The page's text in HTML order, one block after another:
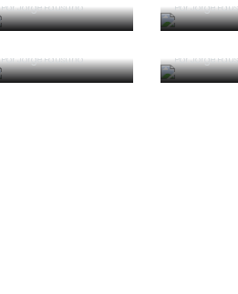
PorJorge Faustino PorJorge
Um “não caso”
PorJorge Faustino
Entre os
PorJorge